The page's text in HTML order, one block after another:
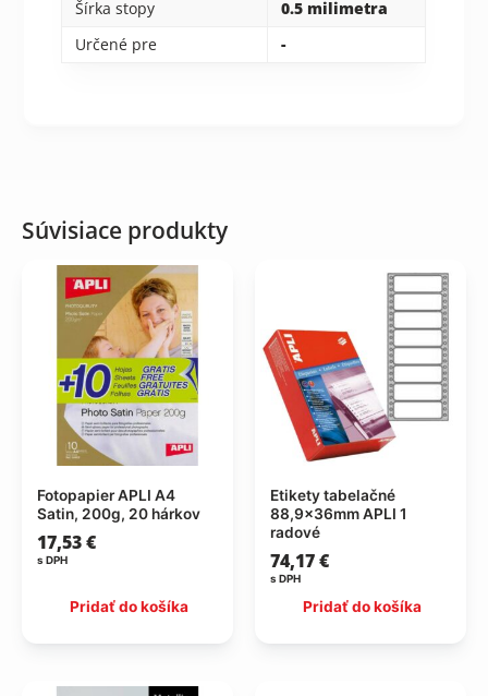
Šírka stopy
0.5 milimetra
Určené pre
-
Súvisiace produkty
Fotopapier APLI A4
Satin, 200g, 20 hárkov
17,53€
s DPH
Pridať do košíka
Etikety tabelačné
88,9x36mm APLI 1
radové
74,17€
s DPH
Pridať do košíka